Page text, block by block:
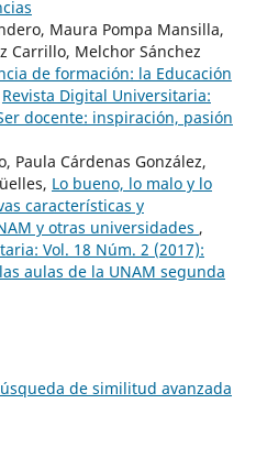
Maura Pompa Mansilla,
Carrillo, Melchor Sánchez
de formación: la Educación
Revista Digital Universitaria:
docente: inspiración, pasión
Paula Cárdenas González,
Lo bueno, lo malo y lo
características y
y otras universidades ,
Vol. 18 Núm. 2 (2017):
aulas de la UNAM segunda
de similitud avanzada